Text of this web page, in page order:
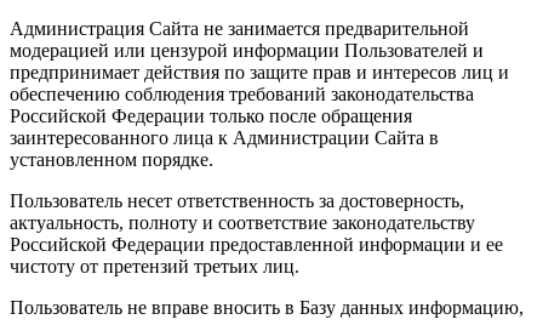
Администрация Сайта не занимается предварительной
модерацией или цензурой информации Пользователей и
предпринимает действия по защите прав и интересов лиц и
обеспечению соблюдения требований законодательства
Российской Федерации только после обращения
заинтересованного лица к Администрации Сайта в
установленном порядке.
Пользователь несет ответственность за достоверность,
актуальность, полноту и соответствие законодательству
Российской Федерации предоставленной информации и ее
чистоту от претензий третьих лиц.
Пользователь не вправе вносить в Базу данных информацию,